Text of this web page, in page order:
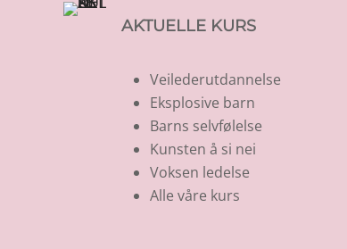
AKTUELLE KURS
Veilederutdannelse
Eksplosive barn
Barns selvfølelse
Kunsten å si nei
Voksen ledelse
Alle våre kurs